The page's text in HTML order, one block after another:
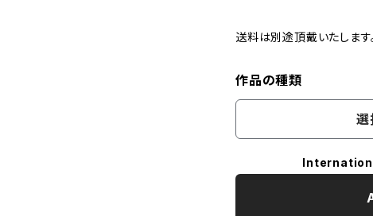
送料は別途頂戴いたします
作品の種類
選